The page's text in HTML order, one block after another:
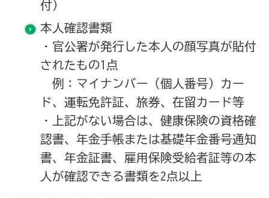
付）
本人確認書類
・官公署が発行した本人の顔写真が貼付
されたもの1点
例：マイナンバー（個人番号）カー
ド、運転免許証、旅券、在留カード等
・上記がない場合は、健康保険の資格確
認書、年金手帳または基礎年金番号通知
書、年金証書、雇用保険受給者証等の本
人が確認できる書類を2点以上